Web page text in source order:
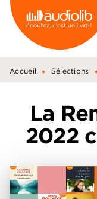
MENU
PIED DE PAGE
Accueil • Sélections
La
2022